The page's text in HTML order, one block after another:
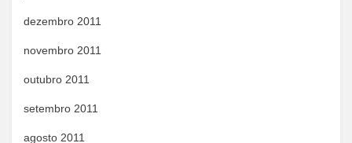
dezembro 2011
novembro 2011
outubro 2011
setembro 2011
agosto 2011